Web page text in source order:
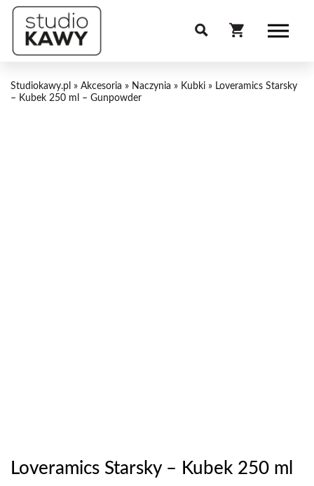
Studiokawy.pl » Akcesoria » Naczynia » Kubki » Loveramics Starsky
– Kubek 250 ml – Gunpowder
Loveramics Starsky – Kubek 250 ml